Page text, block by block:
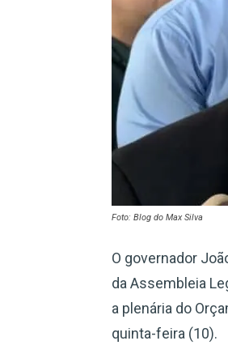
Foto: Blog do Max Silva
O governador
da Assembleia
a plenária do
quinta-feira (10).